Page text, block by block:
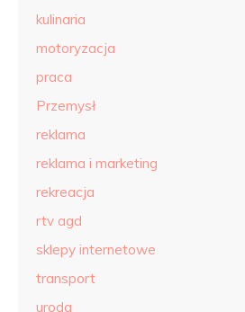
kulinaria
motoryzacja
praca
Przemysł
reklama
reklama i marketing
rekreacja
rtv agd
sklepy internetowe
transport
uroda